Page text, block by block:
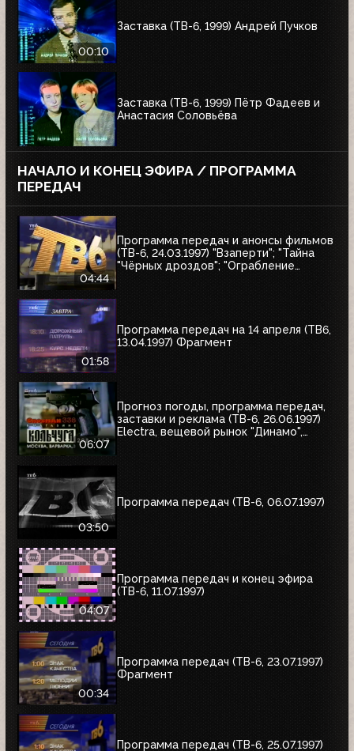
00:10
Заставка (ТВ-6, 1999) Андрей Пучков
Заставка (ТВ-6, 1999) Пётр Фадеев и
Анастасия Соловьёва
НАЧАЛО И КОНЕЦ ЭФИРА / ПРОГРАММА
ПЕРЕДАЧ
04:44
Программа передач и анонсы фильмов
(ТВ-6, 24.03.1997) "Взаперти"; "Тайна
"Чёрных дроздов"; "Ограбление
01:58
Программа передач на 14 апреля (ТВ6,
13.04.1997) Фрагмент
06:07
Прогноз погоды, программа передач,
заставки и реклама (ТВ-6, 26.06.1997)
Electra, вещевой рынок "Динамо",
03:50
Программа передач (ТВ-6, 06.07.1997)
04:07
Программа передач и конец эфира
(ТВ-6, 11.07.1997)
00:34
Программа передач (ТВ-6, 23.07.1997)
Фрагмент
Программа передач (ТВ-6, 25.07.1997)